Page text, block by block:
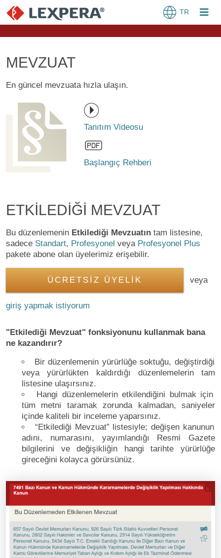
TR
MEVZUAT
En güncel mevzuata hızla ulaşın.
Tanıtım Videosu
Başlangıç Rehberi
ETKİLEDİĞİ MEVZUAT
Bu düzenlemenin Etkilediği Mevzuatın tam listesine,
sadece Standart, Profesyonel veya Profesyonel Plus
pakete abone olan üyelerimiz erişebilir.
ÜCRETSİZ ÜYELİK veya
giriş yapmak istiyorum
"Etkilediği Mevzuat" fonksiyonunu kullanmak bana
ne kazandırır?
Bir düzenlemenin yürürlüğe soktuğu, değiştirdiği
veya yürürlükten kaldırdığı düzenlemelerin tam
listesine ulaşırsınız.
Hangi düzenlemelerin etkilendiğini bulmak için
tüm metni taramak zorunda kalmadan, saniyeler
içinde kaliteli bir inceleme yaparsınız.
“Etkilediği Mevzuat” listesiyle; değişen kanunun
adını, numarasını, yayımlandığı Resmi Gazete
bilgilerini ve değişikliğin hangi tarihte yürürlüğe
gireceğini kolayca görürsünüz.